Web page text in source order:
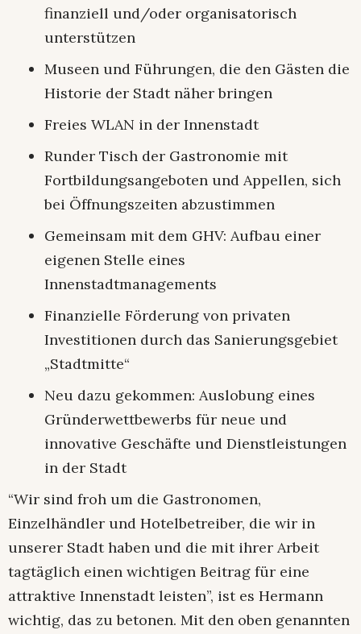
finanziell und/oder organisatorisch
unterstützen
Museen und Führungen, die den Gästen die
Historie der Stadt näher bringen
Freies WLAN in der Innenstadt
Runder Tisch der Gastronomie mit
Fortbildungsangeboten und Appellen, sich
bei Öffnungszeiten abzustimmen
Gemeinsam mit dem GHV: Aufbau einer
eigenen Stelle eines
Innenstadtmanagements
Finanzielle Förderung von privaten
Investitionen durch das Sanierungsgebiet
„Stadtmitte“
Neu dazu gekommen: Auslobung eines
Gründerwettbewerbs für neue und
innovative Geschäfte und Dienstleistungen
in der Stadt
“Wir sind froh um die Gastronomen,
Einzelhändler und Hotelbetreiber, die wir in
unserer Stadt haben und die mit ihrer Arbeit
tagtäglich einen wichtigen Beitrag für eine
attraktive Innenstadt leisten”, ist es Hermann
wichtig, das zu betonen. Mit den oben genannten